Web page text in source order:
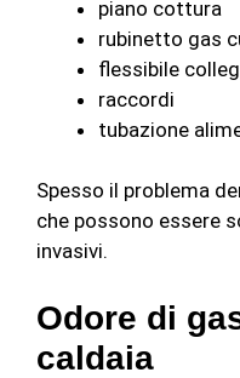
piano cottura
rubinetto gas
flessibile
raccordi
tubazione
Spesso il problema
che possono essere
invasivi.
Odore di
caldaia